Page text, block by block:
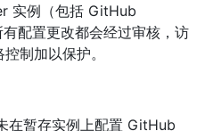
实例（包括 GitHub
配置更改都会经过审核，访
制加以保护。
在暂存实例上配置 GitHub